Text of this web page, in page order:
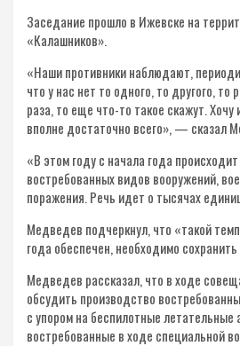
Заседание прошло в Ижевске на
«Калашников».
«Наши противники наблюдают,
что у нас нет то одного, то другого, то
раза, то еще что-то такое скажут. Хочу
вполне достаточно всего», — сказал
«В этом году с начала года
востребованных видов вооружений,
поражения. Речь идет о тысячах
Медведев подчеркнул, что «такой
года обеспечен, необходимо
Медведев рассказал, что в ходе
обсудить производство
с упором на беспилотные летательные
востребованные в ходе специальной